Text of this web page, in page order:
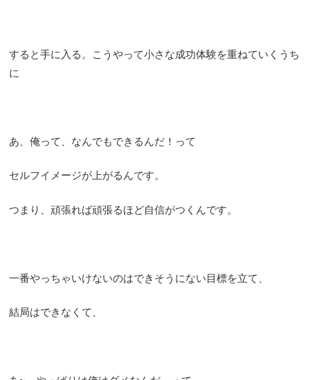
すると手に入る。こうやって小さな成功体験を重ねていくうち
に
あ、俺って、なんでもできるんだ！って
セルフイメージが上がるんです。
つまり、頑張れば頑張るほど自信がつくんです。
一番やっちゃいけないのはできそうにない目標を立て、
結局はできなくて、